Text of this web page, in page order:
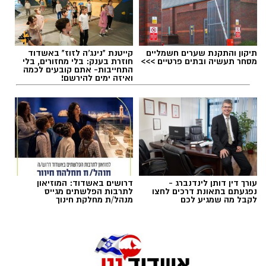
רוצה לעקוב אחרי הערוץ של הקבוצה "אשדוד נט"
ב-WhatsApp לחצו כאן
להורדת אפליקציה של אשדוד נט לחצו כאן
תגים:מכבי אשדוד, קודוס ווהאבתיקון והתקנת שערים חשמליים
מסחר תעשיה ובתים פרטיים >>>
קייטנת "נינג'ה לזוז" באשדוד
חוזרת בענק: בלי מחזורים, בלי
התחייבות- אתם קובעים לכמה
ואיזה ימים להירשם!
עורך דין דותן לינדנברג -
נפגעתם בתאונת דרכים לחצו
לקבל מה שמגיע לכם
דרושים באשדוד: המוזיאון
לתרבות הפלשתים מגייס
מנהל/ת מחלקת חינוך